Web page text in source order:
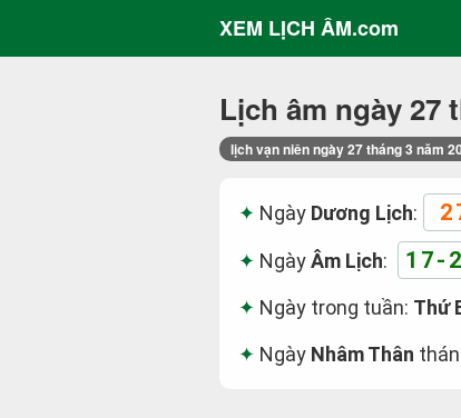
XEM LỊCH ÂM.com
Lịch âm ngày 27
lịch vạn niên ngày 27 tháng 3 năm
Ngày Dương Lịch:
NgàyÂm Lịch: 17-
Ngày trong tuần: Thứ
Ngày Nhâm Thân